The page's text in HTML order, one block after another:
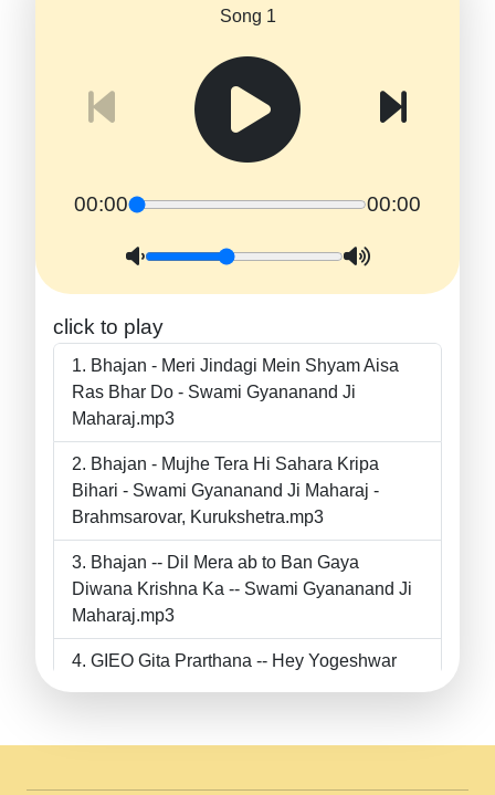
Song 1
00:00 00:00
click to play
Bhajan - Meri Jindagi Mein Shyam Aisa
Ras Bhar Do - Swami Gyananand Ji
Maharaj.mp3
Bhajan - Mujhe Tera Hi Sahara Kripa
Bihari - Swami Gyananand Ji Maharaj -
Brahmsarovar, Kurukshetra.mp3
Bhajan -- Dil Mera ab to Ban Gaya
Diwana Krishna Ka -- Swami Gyananand Ji
Maharaj.mp3
GIEO Gita Prarthana -- Hey Yogeshwar
II Swami Gyananand Ji Maharaj.mp3